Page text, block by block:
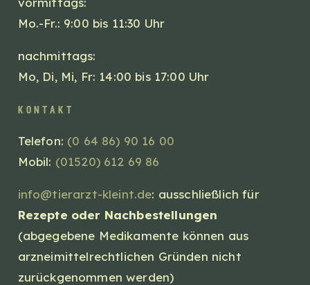
Mo.-Fr.: 9:00 bis 11:30 Uhr
nachmittags:
Mo, Di, Mi, Fr: 14:00 bis 17:00 Uhr
kontakt
Telefon: (0 64 86) 90 16 00
Mobil: (01520) 612 69 86
info@tierarzt-kleint.de: ausschließlich für
Rezepte oder Nachbestellungen
(abgegebene Medikamente können aus
arzneimittelrechtlichen Gründen nicht
zurückgenommen werden)